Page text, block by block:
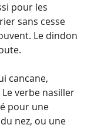
pour les
sans cesse
Le dindon
cancane,
verbe nasiller
pour une
nez, ou une